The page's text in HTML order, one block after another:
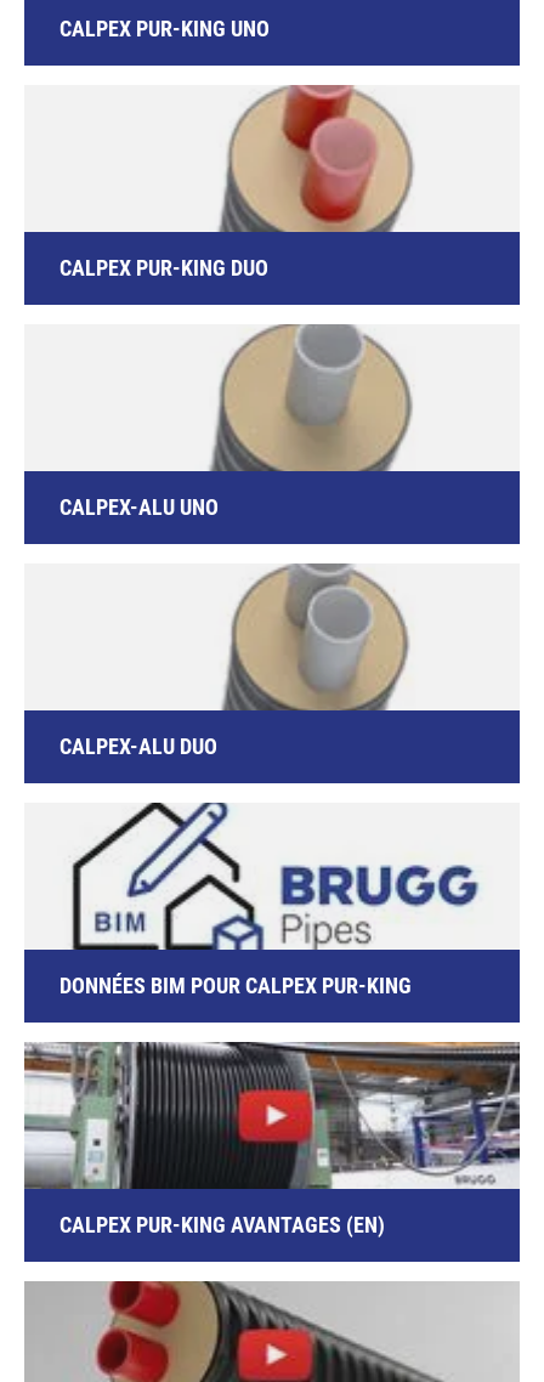
CALPEX PUR-KING UNO
CALPEX PUR-KING DUO
CALPEX-ALU UNO
CALPEX-ALU DUO
DONNÉES BIM POUR CALPEX PUR-KING
CALPEX PUR-KING AVANTAGES (EN)